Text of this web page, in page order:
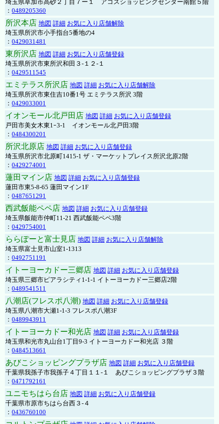
埼玉県草加市高砂２丁目７ー１ アコスショッピングセンター南館５階
： 0489205360
所沢本店 地図 詳細 お気に入り店舗解除
埼玉県所沢市小手指台5番地の4
： 0429031481
東所沢店 地図 詳細 お気に入り店舗登録
埼玉県所沢市東所沢和田３-１２-１
： 0429511545
エミテラス所沢店 地図 詳細 お気に入り店舗解除
埼玉県所沢市東住吉10番1号 エミテラス所沢 3階
： 0429033001
イオンモール北戸田店 地図 詳細 お気に入り店舗登録
戸田市美女木東1ｰ3‐1 イオンモール北戸田3階
： 0484300201
所沢北原店 地図 詳細 お気に入り店舗登録
埼玉県所沢市北原町1415-1 ザ・マーケットプレイス所沢北原2階
： 0429274001
蓮田マイン店 地図 詳細 お気に入り店舗登録
蓮田市東5-8-65 蓮田マイン1F
： 0487651291
西武飯能ペペ店 地図 詳細 お気に入り店舗登録
埼玉県飯能市仲町11-21 西武飯能ペペ3階
： 0429754001
ららぽーと富士見店 地図 詳細 お気に入り店舗解除
埼玉県富士見市山室1-1313
： 0492751191
イトーヨーカドー三郷店 地図 詳細 お気に入り店舗登録
埼玉県三郷市ピアラシティ1-1-1 イトーヨーカドー三郷店2階
： 0489541511
八潮店(フレスポ八潮) 地図 詳細 お気に入り店舗登録
埼玉県八潮市大瀬1-1-3 フレスポ八潮3F
： 0489943911
イトーヨーカドー和光店 地図 詳細 お気に入り店舗登録
埼玉県和光市丸山台1丁目9-3 イトーヨーカドー和光店 ３階
： 0484513661
あびこショッピングプラザ店 地図 詳細 お気に入り店舗登録
千葉県我孫子市我孫子４丁目１１-１ あびこショッピングプラザ３階
： 0471792161
ユニモちはら台店 地図 詳細 お気に入り店舗登録
千葉県市原市ちはら台西３-４
： 0436760100